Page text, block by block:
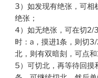
3）如发现有绝张，可相
绝张；
4）如无绝张，可在切2/
时：a，摸进1条，则切
北，则有双暗刻，可点
5）可切北，再等待回摸